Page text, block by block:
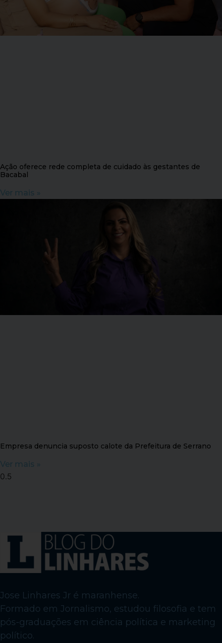
Ação oferece rede completa de cuidado às gestantes de
Bacabal
Ver mais »
Empresa denuncia suposto calote da Prefeitura de Serrano
Ver mais »
Jose Linhares Jr é maranhense.
Formado em Jornalismo, estudou filosofia e tem
pós-graduações em ciência política e marketing
político.